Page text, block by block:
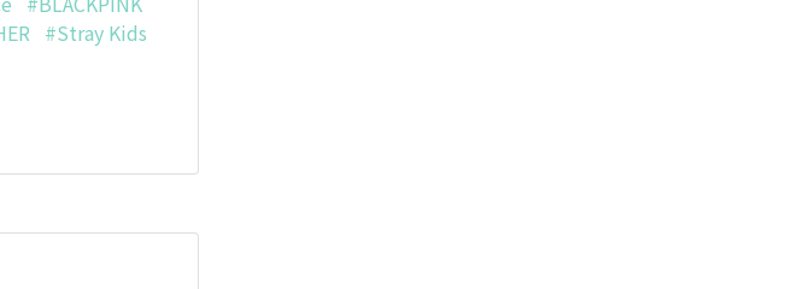
#Stray Kids